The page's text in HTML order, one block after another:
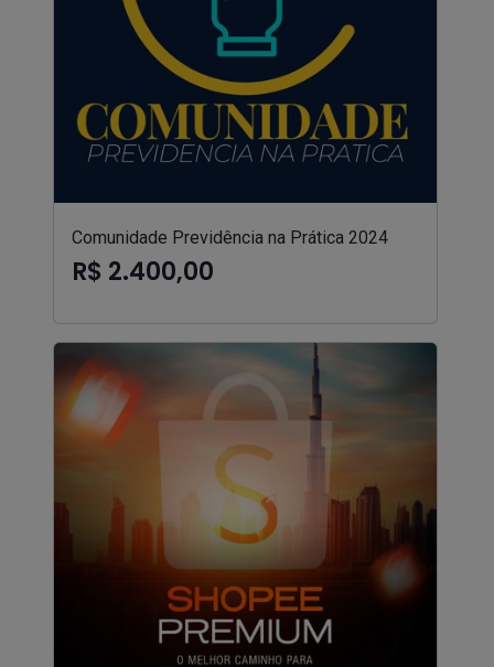
Comunidade Previdência na Prática 2024
R$ 2.400,00